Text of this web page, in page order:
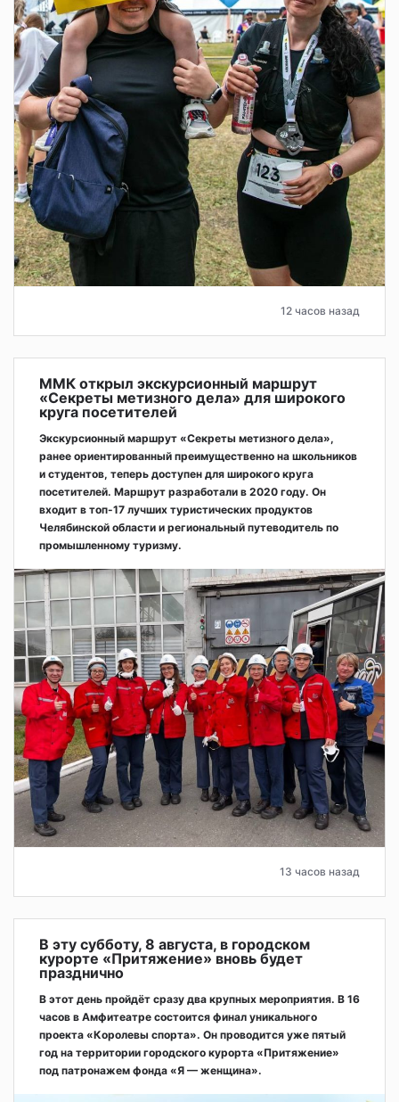
12 часов назад
ММК открыл экскурсионный маршрут
«Секреты метизного дела» для широкого
круга посетителей
Экскурсионный маршрут «Секреты метизного дела»,
ранее ориентированный преимущественно на школьников
и студентов, теперь доступен для широкого круга
посетителей. Маршрут разработали в 2020 году. Он
входит в топ-17 лучших туристических продуктов
Челябинской области и региональный путеводитель по
промышленному туризму.
13 часов назад
В эту субботу, 8 августа, в городском
курорте «Притяжение» вновь будет
празднично
В этот день пройдёт сразу два крупных мероприятия. В 16
часов в Амфитеатре состоится финал уникального
проекта «Королевы спорта». Он проводится уже пятый
год на территории городского курорта «Притяжение»
под патронажем фонда «Я — женщина».